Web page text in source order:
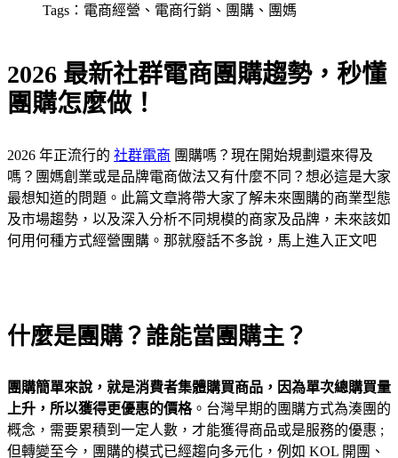
Tags：電商經營、電商行銷、團購、團媽
2026 最新社群電商團購趨勢，秒懂
團購怎麼做！
2026 年正流行的 社群電商 團購嗎？現在開始規劃還來得及
嗎？團媽創業或是品牌電商做法又有什麼不同？想必這是大家
最想知道的問題。此篇文章將帶大家了解未來團購的商業型態
及市場趨勢，以及深入分析不同規模的商家及品牌，未來該如
何用何種方式經營團購。那就廢話不多說，馬上進入正文吧
什麼是團購？誰能當團購主？
團購簡單來說，就是消費者集體購買商品，因為單次總購買量
上升，所以獲得更優惠的價格。台灣早期的團購方式為湊團的
概念，需要累積到一定人數，才能獲得商品或是服務的優惠 ;
但轉變至今，團購的模式已經趨向多元化，例如 KOL 開團、